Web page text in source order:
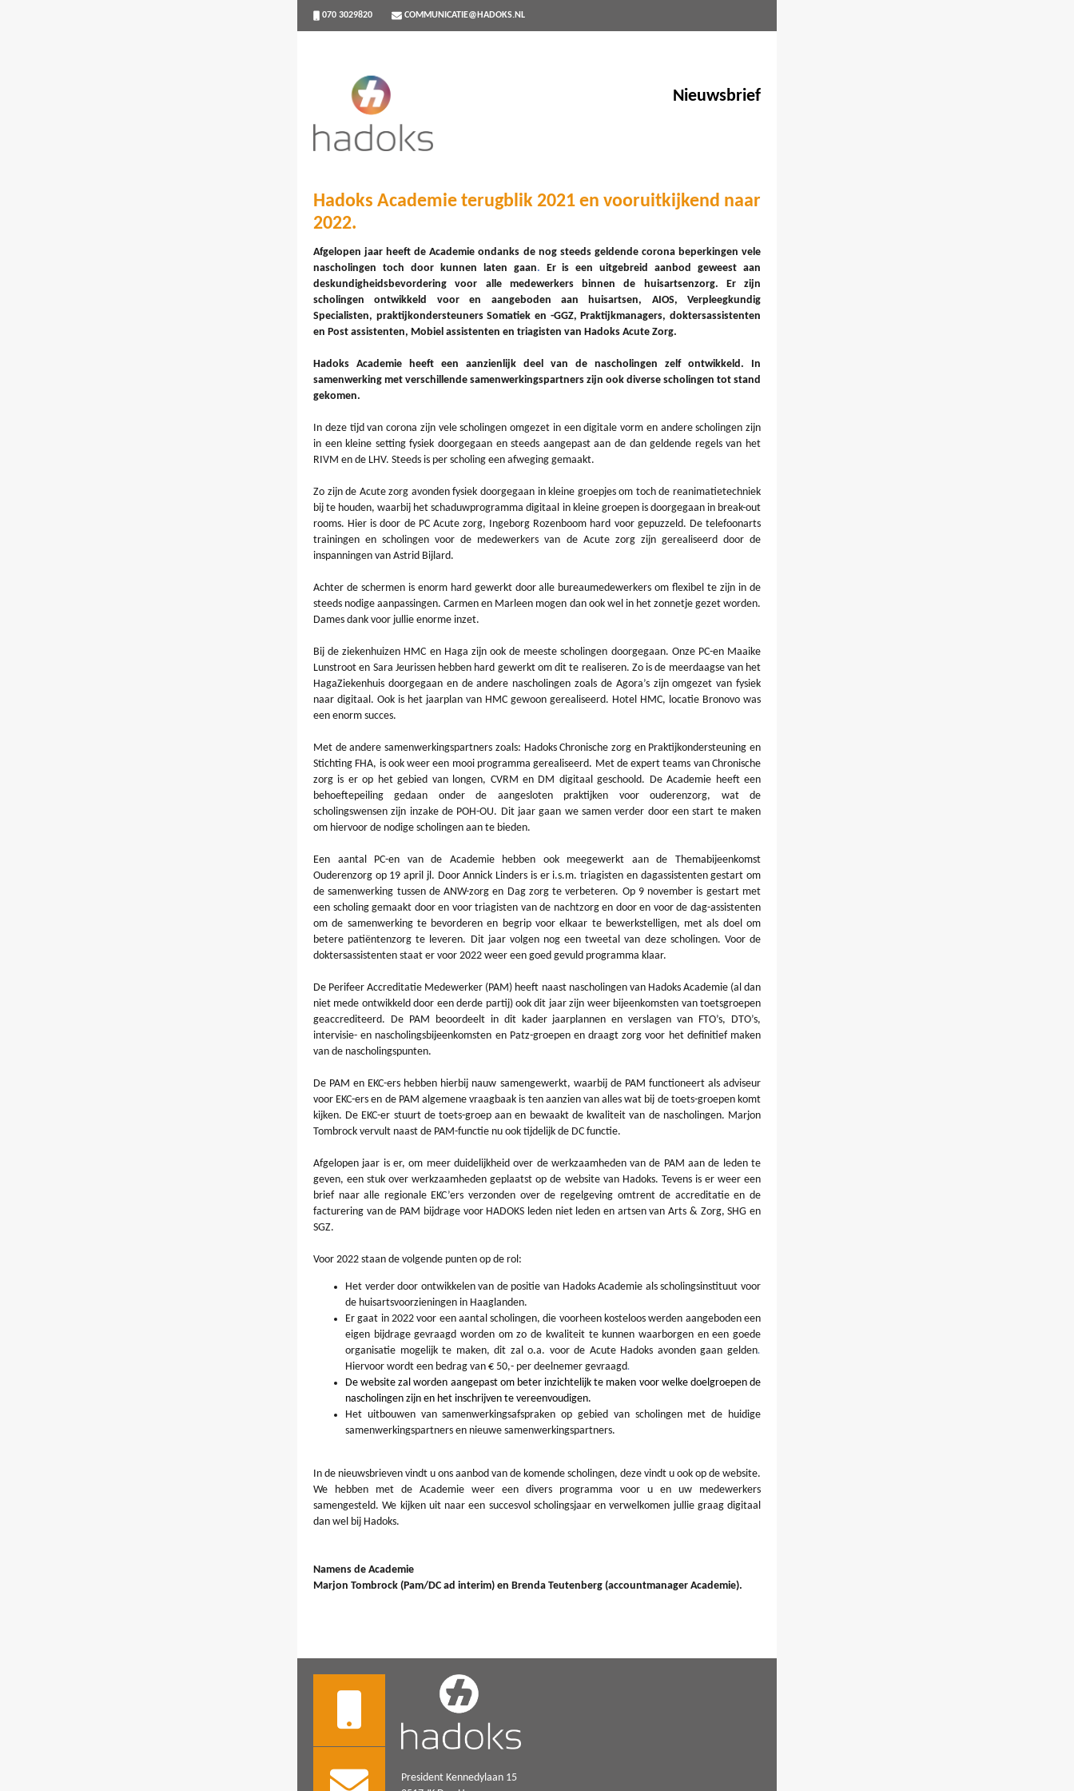
070 3029820 COMMUNICATIE@HADOKS.NL
Nieuwsbrief
Hadoks Academie terugblik 2021 en vooruitkijkend naar
2022.
Afgelopen jaar heeft de Academie ondanks de nog steeds geldende corona beperkingen vele
nascholingen toch door kunnen laten gaan. Er is een uitgebreid aanbod geweest aan
deskundigheidsbevordering voor alle medewerkers binnen de huisartsenzorg. Er zijn
scholingen ontwikkeld voor en aangeboden aan huisartsen, AIOS, Verpleegkundig
Specialisten, praktijkondersteuners Somatiek en -GGZ, Praktijkmanagers, doktersassistenten
en Post assistenten, Mobiel assistenten en triagisten van Hadoks Acute Zorg.
Hadoks Academie heeft een aanzienlijk deel van de nascholingen zelf ontwikkeld. In
samenwerking met verschillende samenwerkingspartners zijn ook diverse scholingen tot stand
gekomen.
In deze tijd van corona zijn vele scholingen omgezet in een digitale vorm en andere scholingen zijn
in een kleine setting fysiek doorgegaan en steeds aangepast aan de dan geldende regels van het
RIVM en de LHV. Steeds is per scholing een afweging gemaakt.
Zo zijn de Acute zorg avonden fysiek doorgegaan in kleine groepjes om toch de reanimatietechniek
bij te houden, waarbij het schaduwprogramma digitaal in kleine groepen is doorgegaan in break-out
rooms. Hier is door de PC Acute zorg, Ingeborg Rozenboom hard voor gepuzzeld. De telefoonarts
trainingen en scholingen voor de medewerkers van de Acute zorg zijn gerealiseerd door de
inspanningen van Astrid Bijlard.
Achter de schermen is enorm hard gewerkt door alle bureaumedewerkers om flexibel te zijn in de
steeds nodige aanpassingen. Carmen en Marleen mogen dan ook wel in het zonnetje gezet worden.
Dames dank voor jullie enorme inzet.
Bij de ziekenhuizen HMC en Haga zijn ook de meeste scholingen doorgegaan. Onze PC-en Maaike
Lunstroot en Sara Jeurissen hebben hard gewerkt om dit te realiseren. Zo is de meerdaagse van het
HagaZiekenhuis doorgegaan en de andere nascholingen zoals de Agora’s zijn omgezet van fysiek
naar digitaal. Ook is het jaarplan van HMC gewoon gerealiseerd. Hotel HMC, locatie Bronovo was
een enorm succes.
Met de andere samenwerkingspartners zoals: Hadoks Chronische zorg en Praktijkondersteuning en
Stichting FHA, is ook weer een mooi programma gerealiseerd. Met de expert teams van Chronische
zorg is er op het gebied van longen, CVRM en DM digitaal geschoold. De Academie heeft een
behoeftepeiling gedaan onder de aangesloten praktijken voor ouderenzorg, wat de
scholingswensen zijn inzake de POH-OU. Dit jaar gaan we samen verder door een start te maken
om hiervoor de nodige scholingen aan te bieden.
Een aantal PC-en van de Academie hebben ook meegewerkt aan de Themabijeenkomst
Ouderenzorg op 19 april jl. Door Annick Linders is er i.s.m. triagisten en dagassistenten gestart om
de samenwerking tussen de ANW-zorg en Dag zorg te verbeteren. Op 9 november is gestart met
een scholing gemaakt door en voor triagisten van de nachtzorg en door en voor de dag-assistenten
om de samenwerking te bevorderen en begrip voor elkaar te bewerkstelligen, met als doel om
betere patiëntenzorg te leveren. Dit jaar volgen nog een tweetal van deze scholingen. Voor de
doktersassistenten staat er voor 2022 weer een goed gevuld programma klaar.
De Perifeer Accreditatie Medewerker (PAM) heeft naast nascholingen van Hadoks Academie (al dan
niet mede ontwikkeld door een derde partij) ook dit jaar zijn weer bijeenkomsten van toetsgroepen
geaccrediteerd. De PAM beoordeelt in dit kader jaarplannen en verslagen van FTO’s, DTO’s,
intervisie- en nascholingsbijeenkomsten en Patz-groepen en draagt zorg voor het definitief maken
van de nascholingspunten.
De PAM en EKC-ers hebben hierbij nauw samengewerkt, waarbij de PAM functioneert als adviseur
voor EKC-ers en de PAM algemene vraagbaak is ten aanzien van alles wat bij de toets-groepen komt
kijken. De EKC-er stuurt de toets-groep aan en bewaakt de kwaliteit van de nascholingen. Marjon
Tombrock vervult naast de PAM-functie nu ook tijdelijk de DC functie.
Afgelopen jaar is er, om meer duidelijkheid over de werkzaamheden van de PAM aan de leden te
geven, een stuk over werkzaamheden geplaatst op de website van Hadoks. Tevens is er weer een
brief naar alle regionale EKC’ers verzonden over de regelgeving omtrent de accreditatie en de
facturering van de PAM bijdrage voor HADOKS leden niet leden en artsen van Arts & Zorg, SHG en
SGZ.
Voor 2022 staan de volgende punten op de rol:
Het verder door ontwikkelen van de positie van Hadoks Academie als scholingsinstituut voor
de huisartsvoorzieningen in Haaglanden.
Er gaat in 2022 voor een aantal scholingen, die voorheen kosteloos werden aangeboden een
eigen bijdrage gevraagd worden om zo de kwaliteit te kunnen waarborgen en een goede
organisatie mogelijk te maken, dit zal o.a. voor de Acute Hadoks avonden gaan gelden.
Hiervoor wordt een bedrag van € 50,- per deelnemer gevraagd.
De website zal worden aangepast om beter inzichtelijk te maken voor welke doelgroepen de
nascholingen zijn en het inschrijven te vereenvoudigen.
Het uitbouwen van samenwerkingsafspraken op gebied van scholingen met de huidige
samenwerkingspartners en nieuwe samenwerkingspartners.
In de nieuwsbrieven vindt u ons aanbod van de komende scholingen, deze vindt u ook op de website.
We hebben met de Academie weer een divers programma voor u en uw medewerkers
samengesteld. We kijken uit naar een succesvol scholingsjaar en verwelkomen jullie graag digitaal
dan wel bij Hadoks.
Namens de Academie
Marjon Tombrock (Pam/DC ad interim) en Brenda Teutenberg (accountmanager Academie).
President Kennedylaan 15